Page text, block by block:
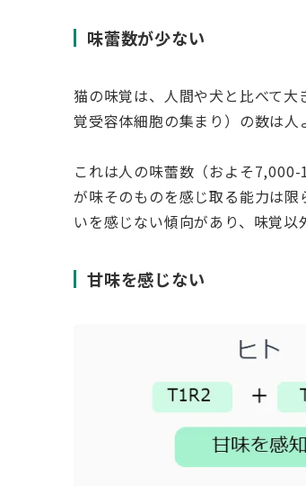
味蕾数が少ない
猫の味覚は、人間や犬と比べて
覚受容体細胞の集まり）の数は
これは人の味蕾数（およそ
が味そのものを感じ取る能力は
いを感じない傾向があり、味覚以
甘味を感じない